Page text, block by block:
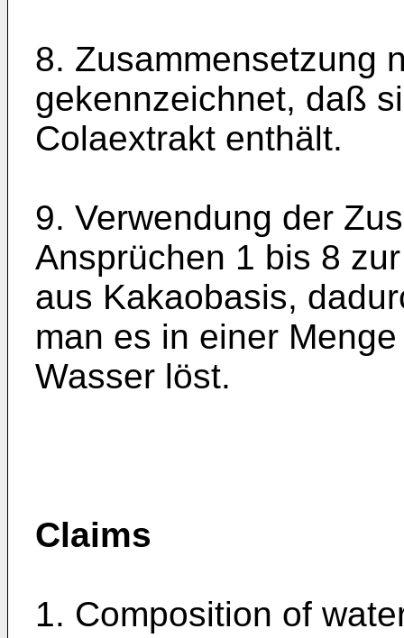
8. Zusammensetzung
gekennzeichnet, daß
Colaextrakt enthält.
9. Verwendung der
Ansprüchen 1 bis 8
aus Kakaobasis,
man es in einer
Wasser löst.
Claims
1. Composition of